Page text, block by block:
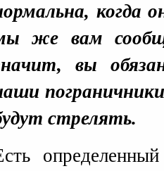
когда
же вам
вы
стрелять.